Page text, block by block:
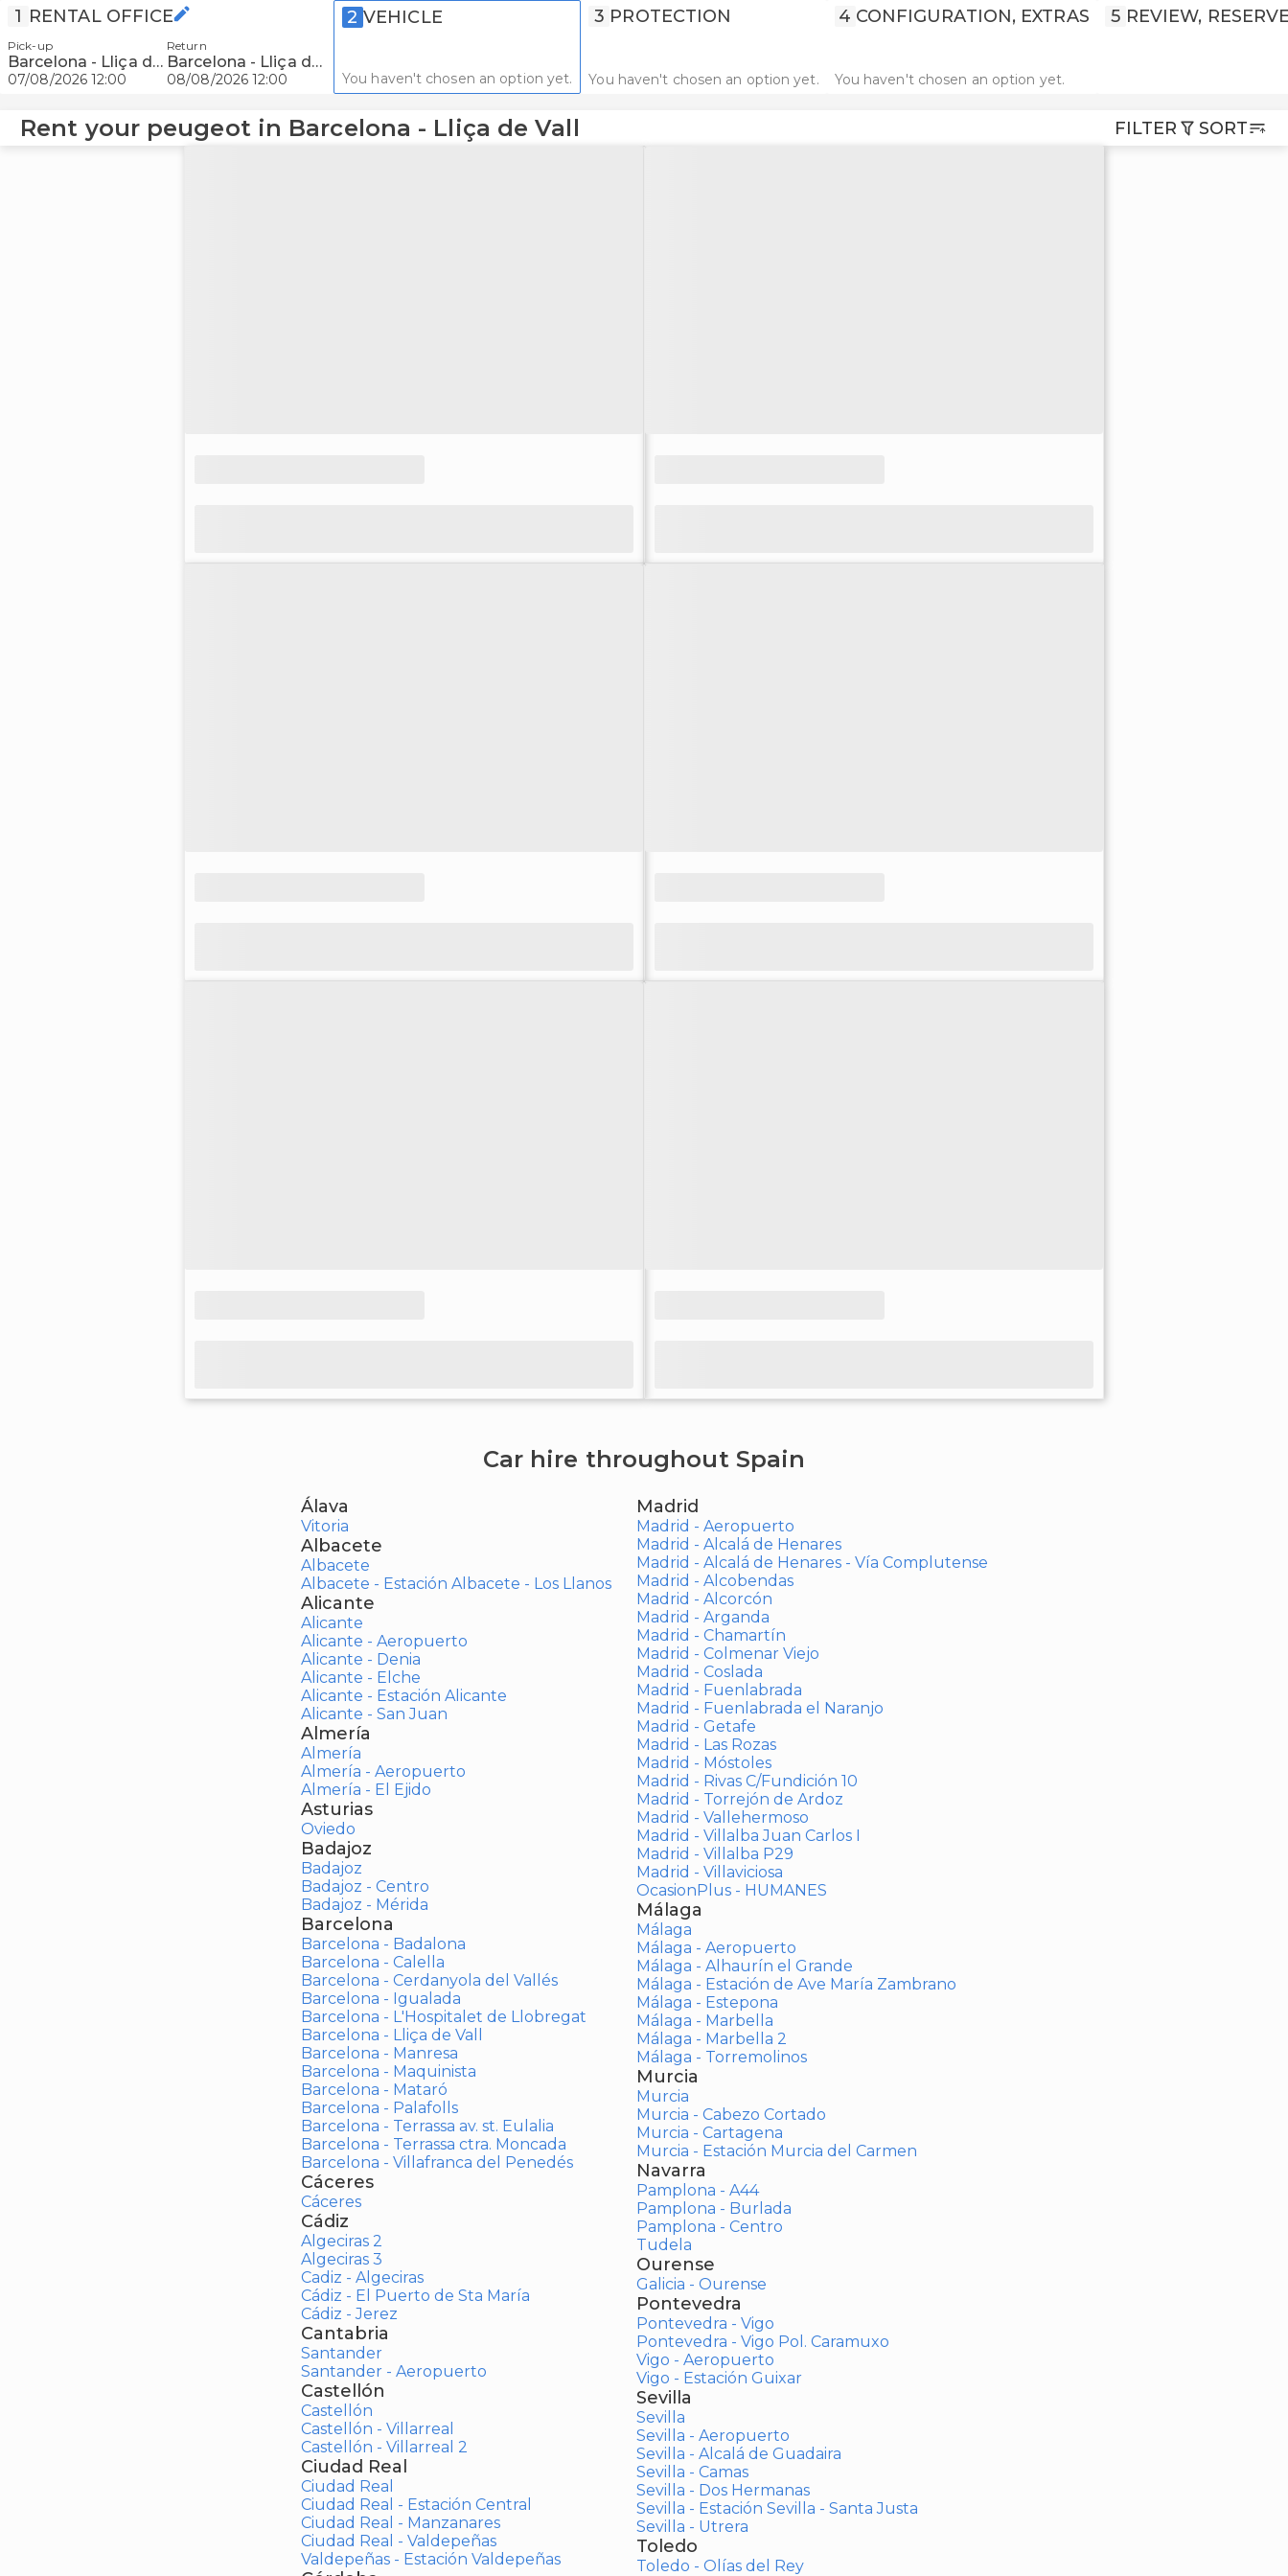
1 RENTAL OFFICE
Pick-up
Barcelona - Lliça de Vall
07/08/2026 12:00
Return
Barcelona - Lliça de Vall
08/08/2026 12:00
2 VEHICLE
You haven't chosen an option yet.
3 PROTECTION
You haven't chosen an option yet.
4 CONFIGURATION, EXTRAS
You haven't chosen an option yet.
5 REVIEW,
Rent your peugeot in Barcelona - Lliça de Vall FILTER SORT
Car hire throughout Spain
Álava
Vitoria
Albacete
Albacete
Albacete - Estación Albacete - Los Llanos
Alicante
Alicante
Alicante - Aeropuerto
Alicante - Denia
Alicante - Elche
Alicante - Estación Alicante
Alicante - San Juan
Almería
Almería
Almería - Aeropuerto
Almería - El Ejido
Asturias
Oviedo
Badajoz
Badajoz
Badajoz - Centro
Badajoz - Mérida
Barcelona
Barcelona - Badalona
Barcelona - Calella
Barcelona - Cerdanyola del Vallés
Barcelona - Igualada
Barcelona - L'Hospitalet de Llobregat
Barcelona - Lliça de Vall
Barcelona - Manresa
Barcelona - Maquinista
Barcelona - Mataró
Barcelona - Palafolls
Barcelona - Terrassa av. st. Eulalia
Barcelona - Terrassa ctra. Moncada
Barcelona - Villafranca del Penedés
Cáceres
Cáceres
Cádiz
Algeciras 2
Algeciras 3
Cadiz - Algeciras
Cádiz - El Puerto de Sta María
Cádiz - Jerez
Cantabria
Santander
Santander - Aeropuerto
Castellón
Castellón
Castellón - Villarreal
Castellón - Villarreal 2
Ciudad Real
Ciudad Real
Ciudad Real - Estación Central
Ciudad Real - Manzanares
Ciudad Real - Valdepeñas
Valdepeñas - Estación Valdepeñas
Madrid
Madrid - Aeropuerto
Madrid - Alcalá de Henares
Madrid - Alcalá de Henares - Vía Complutense
Madrid - Alcobendas
Madrid - Alcorcón
Madrid - Arganda
Madrid - Chamartín
Madrid - Colmenar Viejo
Madrid - Coslada
Madrid - Fuenlabrada
Madrid - Fuenlabrada el Naranjo
Madrid - Getafe
Madrid - Las Rozas
Madrid - Móstoles
Madrid - Rivas C/Fundición 10
Madrid - Torrejón de Ardoz
Madrid - Vallehermoso
Madrid - Villalba Juan Carlos I
Madrid - Villalba P29
Madrid - Villaviciosa
OcasionPlus - HUMANES
Málaga
Málaga
Málaga - Aeropuerto
Málaga - Alhaurín el Grande
Málaga - Estación de Ave María Zambrano
Málaga - Estepona
Málaga - Marbella
Málaga - Marbella 2
Málaga - Torremolinos
Murcia
Murcia
Murcia - Cabezo Cortado
Murcia - Cartagena
Murcia - Estación Murcia del Carmen
Navarra
Pamplona - A44
Pamplona - Burlada
Pamplona - Centro
Tudela
Ourense
Galicia - Ourense
Pontevedra
Pontevedra - Vigo
Pontevedra - Vigo Pol. Caramuxo
Vigo - Aeropuerto
Vigo - Estación Guixar
Sevilla
Sevilla
Sevilla - Aeropuerto
Sevilla - Alcalá de Guadaira
Sevilla - Camas
Sevilla - Dos Hermanas
Sevilla - Estación Sevilla - Santa Justa
Sevilla - Utrera
Toledo
Toledo - Olías del Rey